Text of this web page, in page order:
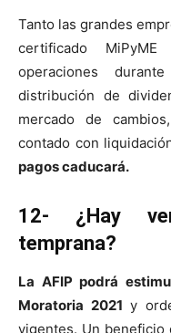
Tanto las grandes
certificado
operaciones
distribución de
mercado de
contado con
pagos caducará.
12- ¿Hay
temprana?
La AFIP podrá
Moratoria 2021 y
vigentes. Un